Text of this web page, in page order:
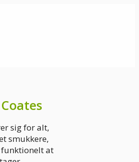
sig for alt,
smukkere,
funktionelt at